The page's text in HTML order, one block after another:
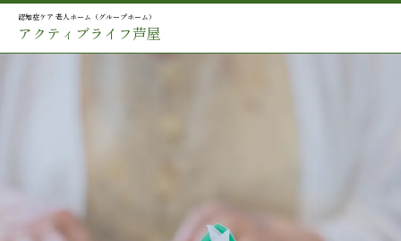
認知症ケア 老人ホーム（グループホーム）
アクティブライフ芦屋